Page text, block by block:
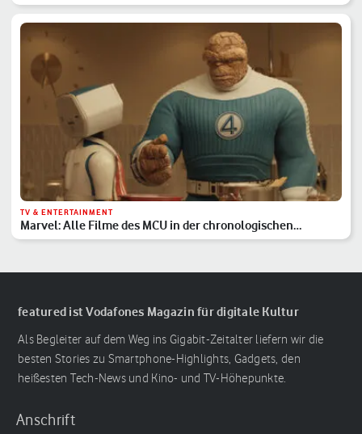
TV & ENTERTAINMENT
Marvel: Alle Filme des MCU in der chronologischen
Reihenfolge
featured ist Vodafones Magazin für digitale Kultur
Als Begleiter auf dem Weg ins Gigabit-Zeitalter liefern wir die
besten Stories zu Smartphone-Highlights, Gadgets, den
heißesten Tech-News und Kino- und TV-Höhepunkte.
Anschrift